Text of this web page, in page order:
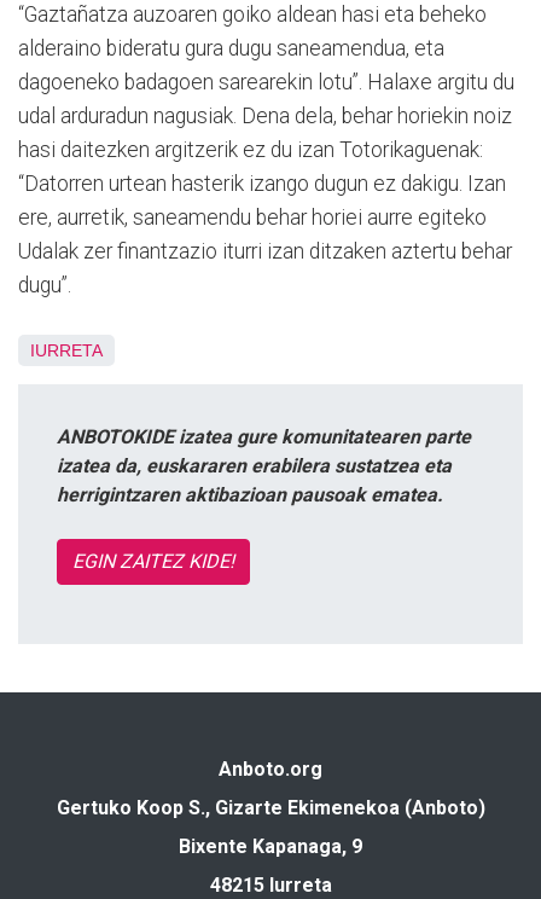
“Gaztañatza auzoaren goiko aldean hasi eta beheko
alderaino bideratu gura dugu saneamendua, eta
dagoeneko badagoen sarearekin lotu”. Halaxe argitu du
udal arduradun nagusiak. Dena dela, behar horiekin noiz
hasi daitezken argitzerik ez du izan Totorikaguenak:
“Datorren urtean hasterik izango dugun ez dakigu. Izan
ere, aurretik, saneamendu behar horiei aurre egiteko
Udalak zer finantzazio iturri izan ditzaken aztertu behar
dugu”.
IURRETA
ANBOTOKIDE izatea gure komunitatearen parte
izatea da, euskararen erabilera sustatzea eta
herrigintzaren aktibazioan pausoak ematea.
EGIN ZAITEZ KIDE!
Anboto.org
Gertuko Koop S., Gizarte Ekimenekoa (Anboto)
Bixente Kapanaga, 9
48215 Iurreta